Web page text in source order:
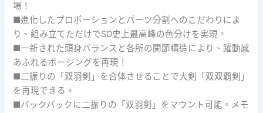
格：
NT$255。
格：
NT$230。
場！
■進化したプロポーションとパーツ分割へのこだわりによ
り、組み立てただけでSD史上最高峰の色分けを実現。
■一新された頭身バランスと各所の関節構造により、躍動感
あふれるポージングを再現！
■二振りの「双羽剣」を合体させることで大剣「双双覇剣」
を再現できる。
■バックパックに二振りの「双羽剣」をマウント可能。メモ